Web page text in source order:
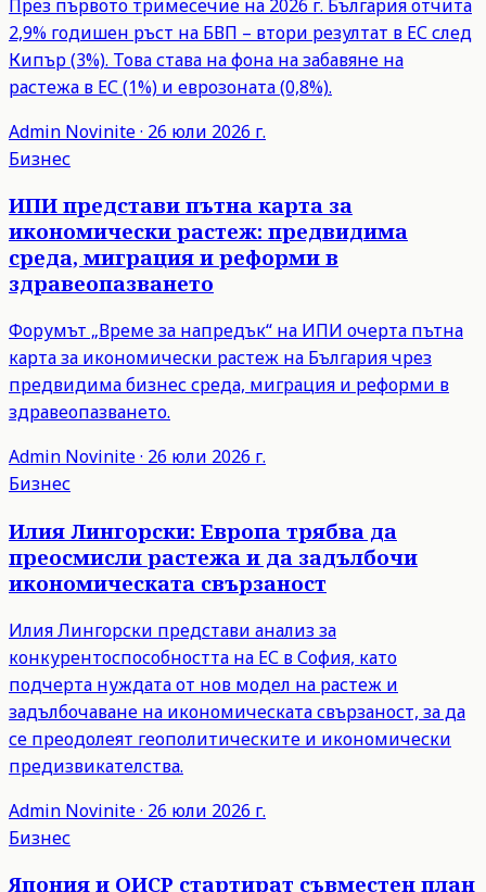
През първото тримесечие на 2026 г. България отчита
2,9% годишен ръст на БВП – втори резултат в ЕС след
Кипър (3%). Това става на фона на забавяне на
растежа в ЕС (1%) и еврозоната (0,8%).
Admin Novinite· 26 юли 2026 г.
Бизнес
ИПИ представи пътна карта за
икономически растеж: предвидима
среда, миграция и реформи в
здравеопазването
Форумът „Време за напредък“ на ИПИ очерта пътна
карта за икономически растеж на България чрез
предвидима бизнес среда, миграция и реформи в
здравеопазването.
Admin Novinite· 26 юли 2026 г.
Бизнес
Илия Лингорски: Европа трябва да
преосмисли растежа и да задълбочи
икономическата свързаност
Илия Лингорски представи анализ за
конкурентоспособността на ЕС в София, като
подчерта нуждата от нов модел на растеж и
задълбочаване на икономическата свързаност, за да
се преодолеят геополитическите и икономически
предизвикателства.
Admin Novinite· 26 юли 2026 г.
Бизнес
Япония и ОИСР стартират съвместен план